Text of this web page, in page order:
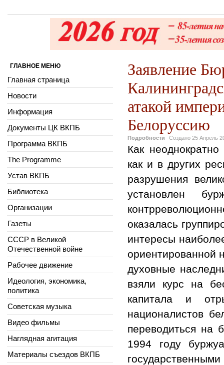
Заявление
атакой
Белоруссию
Подробности Создано 25 Апрель
Как
как и в других
разрушения
установлен
оказалась
интересы
ориентированной
духовные
взяли курс на
капитала и
националистов
переводиться на
1994 году
ГЛАВНОЕ МЕНЮ
Главная страница
Новости
Информация
Документы ЦК ВКПБ
Программа ВКПБ
The Programme
Устав ВКПБ
Библиотека
Организации
Газеты
СССР в Великой
Отечественной войне
Рабочее движение
Идеология, экономика,
политика
Советская музыка
Видео фильмы
Наглядная агитация
Материалы съездов ВКПБ